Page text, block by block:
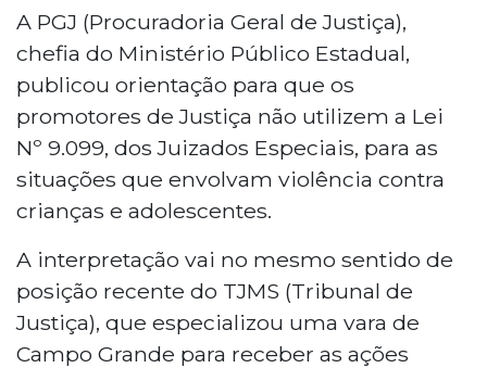
A PGJ (Procuradoria Geral de Justiça),
chefia do Ministério Público Estadual,
publicou orientação para que os
promotores de Justiça não utilizem a Lei
Nº 9.099, dos Juizados Especiais, para as
situações que envolvam violência contra
crianças e adolescentes.
A interpretação vai no mesmo sentido de
posição recente do TJMS (Tribunal de
Justiça), que especializou uma vara de
Campo Grande para receber as ações